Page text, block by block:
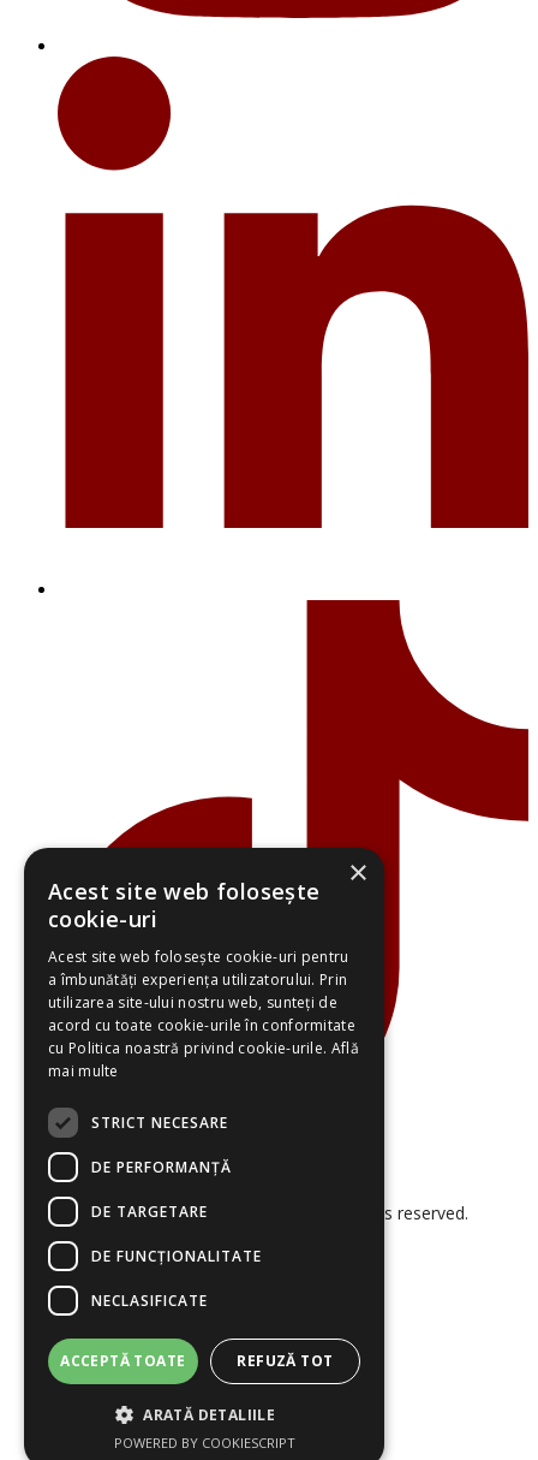
© 2026 Smart Project Solutions. All rights reserved.
Termeni și Condiții
Politica Cookies
×
Acest site web folosește
cookie-uri
Acest site web folosește cookie-uri pentru
a îmbunătăți experiența utilizatorului. Prin
utilizarea site-ului nostru web, sunteți de
acord cu toate cookie-urile în conformitate
cu Politica noastră privind cookie-urile. Află
mai multe
STRICT NECESARE
DE PERFORMANȚĂ
DE TARGETARE
DE FUNCŢIONALITATE
NECLASIFICATE
ACCEPTĂ TOATE REFUZĂ TOT
ARATĂ DETALIILE
POWERED BY COOKIESCRIPT